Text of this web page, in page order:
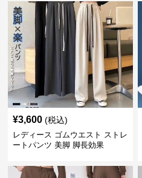
¥3,600 (税込)
レディース ゴムウエスト ストレ
ートパンツ 美脚 脚長効果